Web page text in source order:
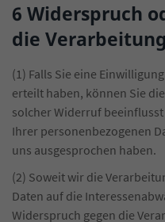
6 Widerspruch
die
(1) Falls Sie eine
erteilt haben, können Sie
solcher Widerruf
Ihrer personenbezogenen
uns ausgesprochen haben.
(2) Soweit wir die
Daten auf die
Widerspruch gegen die